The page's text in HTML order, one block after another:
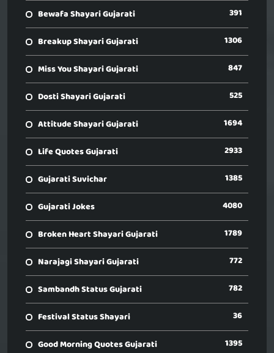
Bewafa Shayari Gujarati 391
Breakup Shayari Gujarati 1306
Miss You Shayari Gujarati 847
Dosti Shayari Gujarati 525
Attitude Shayari Gujarati 1694
Life Quotes Gujarati 2933
Gujarati Suvichar 1385
Gujarati Jokes 4080
Broken Heart Shayari Gujarati 1789
Narajagi Shayari Gujarati 772
Sambandh Status Gujarati 782
Festival Status Shayari 36
Good Morning Quotes Gujarati 1395